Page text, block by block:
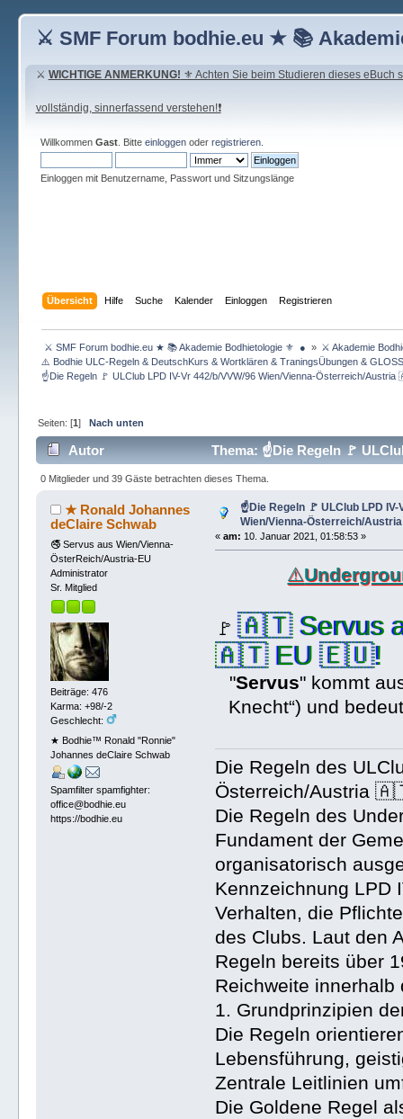
⚔ SMF Forum bodhie.eu ★ 📚
⚔ WICHTIGE ANMERKUNG! ⚜ Achten Sie beim Studieren dieses eBuch
vollständig, sinnerfassend verstehen!❗
Willkommen Gast. Bitte einloggenoder registrieren.
Einloggen mit Benutzername, Passwort und Sitzungslänge
Übersicht Hilfe Suche Kalender Einloggen Registrieren
⚔ SMF Forum bodhie.eu ★ 📚 Akademie Bodhietologie ⚜  ● » ⚔ Akademie
⚠️ Bodhie ULC-Regeln & DeutschKurs & Wortklären & TraningsÜbungen &
☝Die Regeln 🚩 ULClub LPD IV-Vr 442/b/VVW/96 Wien/Vienna-Österreich/
Seiten: [1] Nach unten
Autor
Thema: ☝Die Regeln 🚩
(Gelesen 206943 mal)
0 Mitglieder und 39 Gäste betrachten dieses Thema.
★ Ronald Johannes
deClaire Schwab
🚭 Servus aus Wien/Vienna-
ÖsterReich/Austria-EU
Administrator
Sr. Mitglied
Beiträge: 476
Karma: +98/-2
Geschlecht:
★ Bodhie™ Ronald "Ronnie"
Johannes deClaire Schwab
Spamfilter spamfighter:
office@bodhie.eu
https://bodhie.eu
☝Die Regeln 🚩 ULClub LPD IV-
Wien/Vienna-Österreich/
«am: 10. Januar 2021, 01:58:53 »
⚠️
🚩🇦🇹 Servus
🇦🇹 EU 🇪🇺!
"Servus" kommt
Knecht“) und
Die Regeln des
Österreich/Austria
Die Regeln des
Fundament der
organisatorisch
Kennzeichnung LPD
Verhalten, die
des Clubs. Laut den
Regeln bereits über
Reichweite
1. Grundprinzipien
Die Regeln
Lebensführung,
Zentrale Leitlinien
Die Goldene Regel